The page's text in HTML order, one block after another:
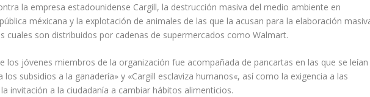
la empresa estadounidense Cargill, la destrucción masiva del medio ambiente en
méxicana y la explotación de animales de las que la acusan para la elaboración
cuales son distribuidos por cadenas de supermercados como Walmart.
los jóvenes miembros de la organización fue acompañada de pancartas en las que se leían
los subsidios a la ganadería» y «Cargill esclaviza humanos«, así como la exigencia a las
invitación a la ciudadanía a cambiar hábitos alimenticios.